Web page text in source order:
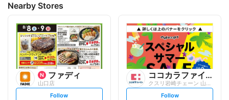
Nearby Stores
ファディ
山口店
s
Follow
ココカラファイン
s
Follow